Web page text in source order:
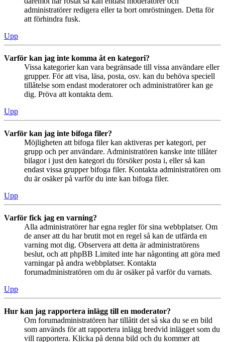
administratörer redigera eller ta bort omröstningen. Detta för
att förhindra fusk.
Upp
Varför kan jag inte komma åt en kategori?
Vissa kategorier kan vara begränsade till vissa användare eller
grupper. För att visa, läsa, posta, osv. kan du behöva speciell
tillåtelse som endast moderatorer och administratörer kan ge
dig. Pröva att kontakta dem.
Upp
Varför kan jag inte bifoga filer?
Möjligheten att bifoga filer kan aktiveras per kategori, per
grupp och per användare. Administratören kanske inte tillåter
bilagor i just den kategori du försöker posta i, eller så kan
endast vissa grupper bifoga filer. Kontakta administratören om
du är osäker på varför du inte kan bifoga filer.
Upp
Varför fick jag en varning?
Alla administratörer har egna regler för sina webbplatser. Om
de anser att du har brutit mot en regel så kan de utfärda en
varning mot dig. Observera att detta är administratörens
beslut, och att phpBB Limited inte har någonting att göra med
varningar på andra webbplatser. Kontakta
forumadministratören om du är osäker på varför du varnats.
Upp
Hur kan jag rapportera inlägg till en moderator?
Om forumadministratören har tillåtit det så ska du se en bild
som används för att rapportera inlägg bredvid inlägget som du
vill rapportera. Klicka på denna bild och du kommer att